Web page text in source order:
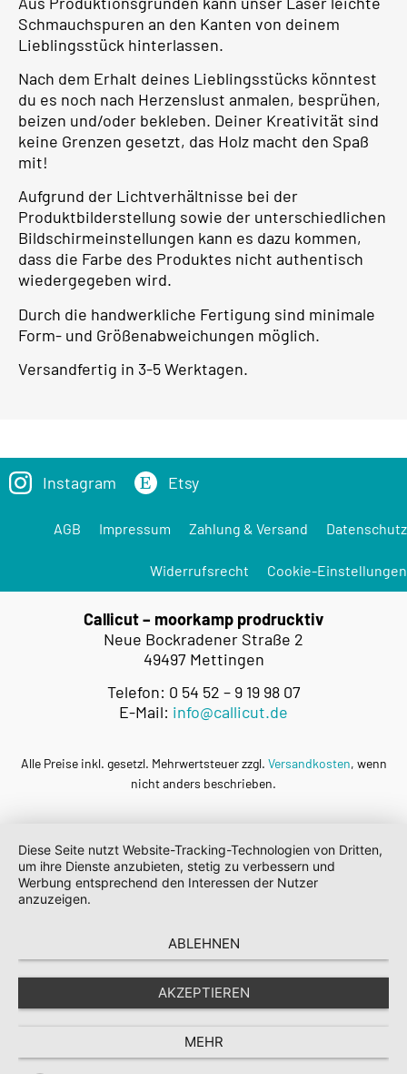
Schmauchspuren an den Kanten von deinem
Lieblingsstück hinterlassen.
Nach dem Erhalt deines Lieblingsstücks könntest
du es noch nach Herzenslust anmalen, besprühen,
beizen und/oder bekleben. Deiner Kreativität sind
keine Grenzen gesetzt, das Holz macht den Spaß
mit!
Aufgrund der Lichtverhältnisse bei der
Produktbilderstellung sowie der unterschiedlichen
Bildschirmeinstellungen kann es dazu kommen,
dass die Farbe des Produktes nicht authentisch
wiedergegeben wird.
Durch die handwerkliche Fertigung sind minimale
Form- und Größenabweichungen möglich.
Versandfertig in 3-5 Werktagen.
Instagram Etsy
AGB Impressum Zahlung & Versand Datenschutz
Widerrufsrecht Cookie-Einstellungen
Callicut – moorkamp prodrucktiv
Neue Bockradener Straße 2
49497 Mettingen
Telefon: 0 54 52 – 9 19 98 07
E-Mail: info@callicut.de
Alle Preise inkl. gesetzl. Mehrwertsteuer zzgl. Versandkosten, wenn
nicht anders beschrieben.
Diese Seite nutzt Website-Tracking-Technologien von Dritten,
um ihre Dienste anzubieten, stetig zu verbessern und
Werbung entsprechend den Interessen der Nutzer
anzuzeigen.
ABLEHNEN
AKZEPTIEREN
MEHR